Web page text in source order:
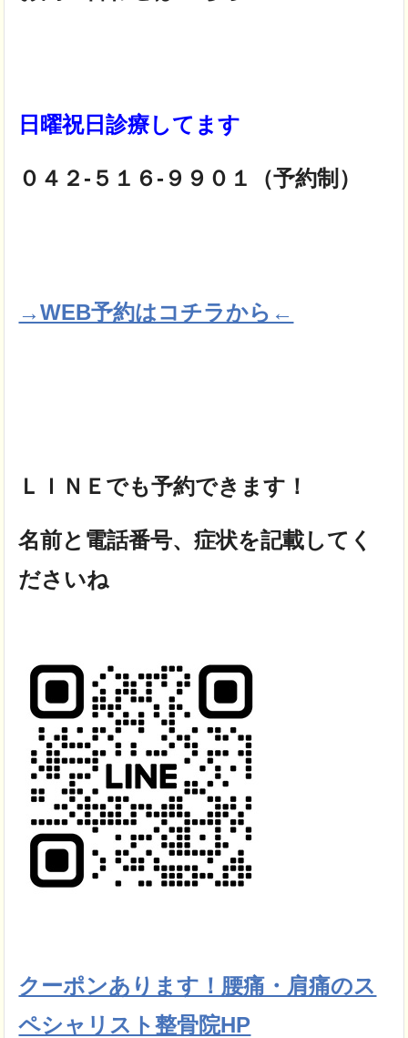
日曜祝日診療してます
０４２-５１６-９９０１（予約制）
→WEB予約はコチラから←
ＬＩＮＥでも予約できます！
名前と電話番号、症状を記載してく
ださいね
クーポンあります！腰痛・肩痛のス
ペシャリスト整骨院HP